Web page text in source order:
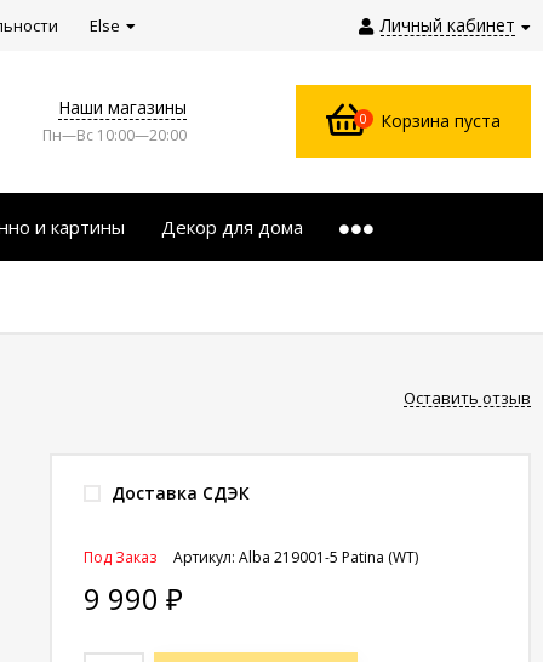
Личный кабинет
Else
Наши магазины
Пн—Вс 10:00—20:00
0 Корзина пуста
и картины Декор для дома
Оставить отзыв
Доставка СДЭК
Артикул: Alba 219001-5 Рatina (WT)
Под Заказ
9 990 ₽